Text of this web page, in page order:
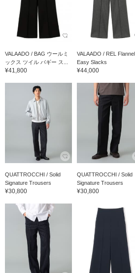
VALAADO / BAG ウールミ
ックス ツイル バギー ス...
¥41,800
VALAADO / REL Flannel
Easy Slacks
¥44,000
QUATTROCCHI / Solid
Signature Trousers
¥30,800
QUATTROCCHI / Solid
Signature Trousers
¥30,800